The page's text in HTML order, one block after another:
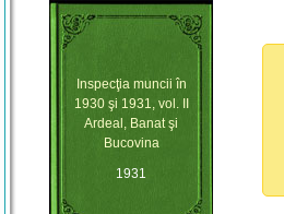
Inspecţia muncii în
1930 şi 1931, vol. II
Ardeal, Banat şi
Bucovina
1931